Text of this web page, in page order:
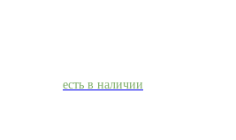
есть в наличии